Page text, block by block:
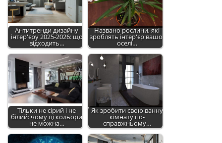
Антитренди дизайну
інтер'єру 2025-2026: що
відходить…
Названо рослини, які
зроблять інтер'єр вашої
оселі…
Тільки не сірий і не
білий: чому ці кольори
не можна…
Як зробити свою ванну
кімнату по-
справжньому…